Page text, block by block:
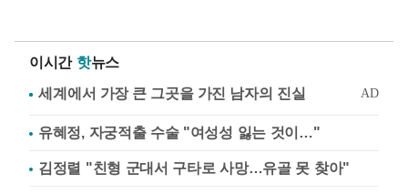
이시간 핫뉴스
유혜정, 자궁적출 수술 "여성성 잃는 것이…"
김정렬 "친형 군대서 구타로 사망…유골 못 찾아"